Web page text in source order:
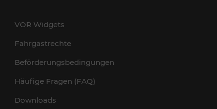
VOR Widgets
Fahrgastrechte
Beförderungsbedingungen
Häufige Fragen (FAQ)
Downloads